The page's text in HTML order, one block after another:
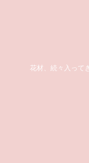
花材、続々入って